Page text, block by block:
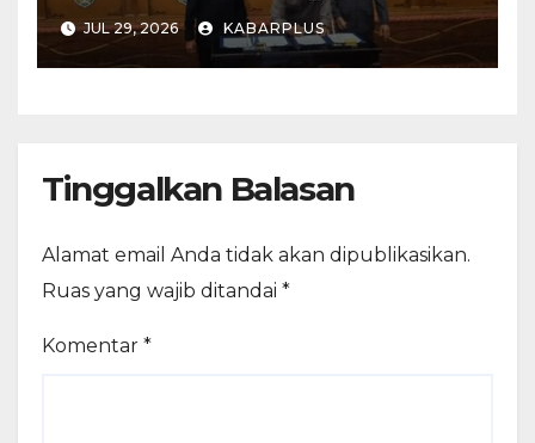
Madiun dalam KUA-PPAS
APBD 2027
JUL 29, 2026 KABARPLUS
Tinggalkan Balasan
Alamat email Anda tidak akan dipublikasikan.
Ruas yang wajib ditandai *
Komentar *